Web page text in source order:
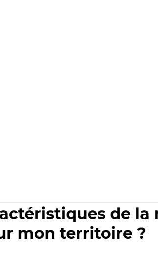
de la
mon territoire ?